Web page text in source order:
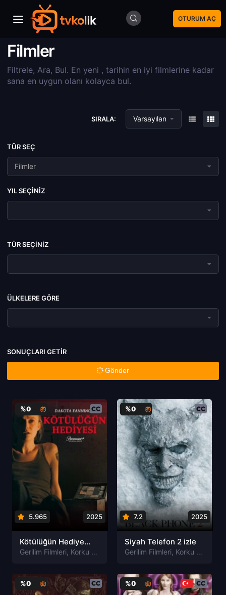
OTURUM AÇ
Filmler
Filtrele, Ara, Bul. En yeni , tarihin en iyi filmlerine kadar
sana en uygun olanı kolayca bul.
SIRALA: Varsayılan
TÜR SEÇ
Filmler
YIL SEÇINIZ
TÜR SEÇINIZ
ÜLKELERE GÖRE
SONUÇLARI GETIR
Gönder
%0
5.965 2025
Kötülüğün Hediyesi izle
Gerilim Filmleri, Korku Filmleri
%0
7.2 2025
Siyah Telefon 2 izle
Gerilim Filmleri, Korku Filmleri
%0 %0